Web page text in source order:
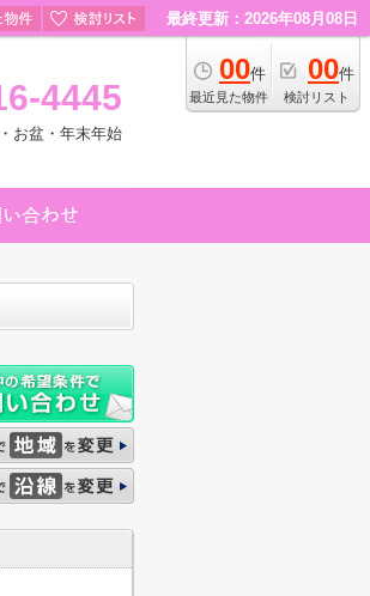
最終更新：2026年08月08日
00件
最近見た物件
00件
検討リスト
4445
お盆・年末年始